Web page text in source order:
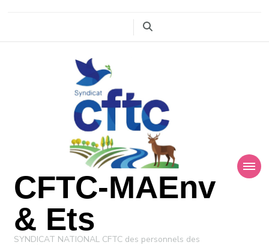
CFTC-MAEnv
& Ets
SYNDICAT NATIONAL CFTC des personnels des